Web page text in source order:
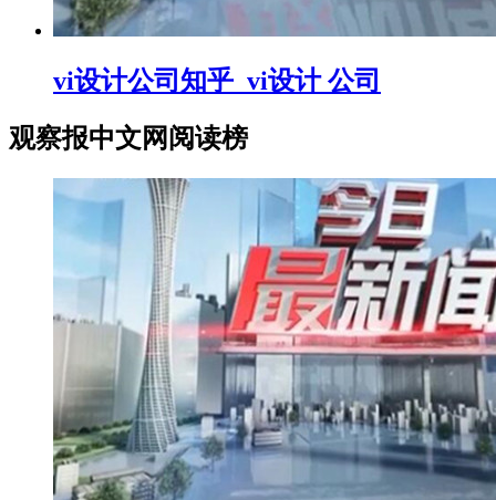
vi设计公司知乎_vi设计 公司
观察报中文网阅读榜